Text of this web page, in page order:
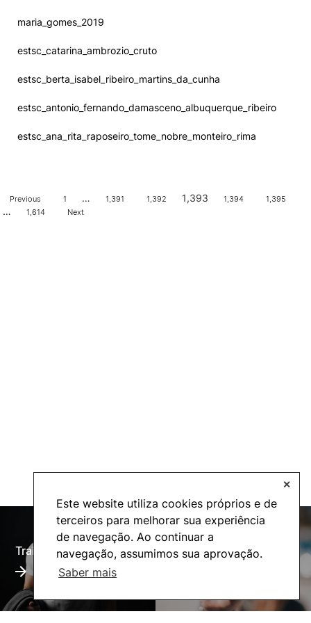
Este website utiliza cookies próprios e de
terceiros para melhorar sua experiência
de navegação. Ao continuar a
navegação, assumimos sua aprovação.
Saber mais
✕
maria gomes 2019
estsc catarina ambrozio cruto
estsc berta isabel ribeiro martins da cunha
estsc antonio fernando damasceno albuquerque ribeiro
estsc ana rita raposeiro tome nobre monteiro rima
Previous 1 … 1,391 1,392 1,393 1,394 1,395
… 1,614 Next
Training Offer Alumni